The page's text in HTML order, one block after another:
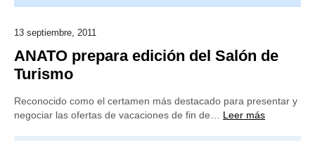
13 septiembre, 2011
ANATO prepara edición del Salón de
Turismo
Reconocido como el certamen más destacado para presentar y
negociar las ofertas de vacaciones de fin de… Leer más